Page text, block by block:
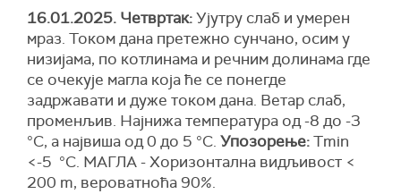
16.01.2025. Четвртак:Ујутру слаб и умерен
мраз. Током дана претежно сунчано, осим у
низијама, по котлинама и речним долинама где
се очекује магла која ће се понегде
задржавати и дуже током дана. Ветар слаб,
променљив. Најнижа температура од -8 до -3
°С, а највиша од 0 до 5 °С. Упозорење:Тmin
<-5 °C. МАГЛА - Хоризонтална видљивост <
200 m, вероватноћа 90%.